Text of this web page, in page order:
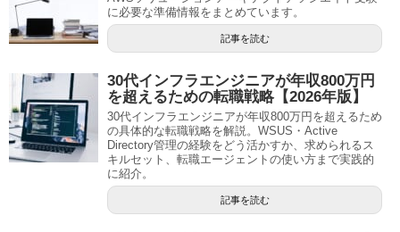
に必要な準備情報をまとめています。
記事を読む
30代インフラエンジニアが年収800万円
を超えるための転職戦略【2026年版】
30代インフラエンジニアが年収800万円を超えるため
の具体的な転職戦略を解説。WSUS・Active
Directory管理の経験をどう活かすか、求められるス
キルセット、転職エージェントの使い方まで実践的
に紹介。
記事を読む